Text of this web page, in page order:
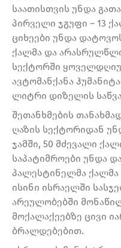
საათისთვის უნდა
პირველი ჯგუფი – 13
ციხეები უნდა
ქალმა და
სექტორში
ავტომანქანა
ლიტრი დიზელის
შეთანხმების
ღაზის სექტორიდან
ჯამში, 50 მძევალი
საპატიმროები უნდა
პალესტინელმა
ისინი ისრაელში
არეულობებში
მოქალაქეებზე ცივი
ბრალდებებით.